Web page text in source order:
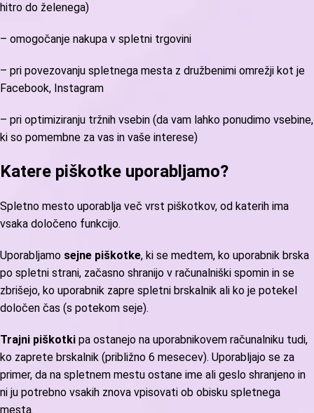
hitro do želenega)
– omogočanje nakupa v spletni trgovini
– pri povezovanju spletnega mesta z družbenimi omrežji kot je
Facebook, Instagram
– pri optimiziranju tržnih vsebin (da vam lahko ponudimo vsebine,
ki so pomembne za vas in vaše interese)
Katere piškotke uporabljamo?
Spletno mesto uporablja več vrst piškotkov, od katerih ima
vsaka določeno funkcijo.
Uporabljamo sejne piškotke, ki se medtem, ko uporabnik brska
po spletni strani, začasno shranijo v računalniški spomin in se
zbrišejo, ko uporabnik zapre spletni brskalnik ali ko je potekel
določen čas (s potekom seje).
Trajni piškotki pa ostanejo na uporabnikovem računalniku tudi,
ko zaprete brskalnik (približno 6 mesecev). Uporabljajo se za
primer, da na spletnem mestu ostane ime ali geslo shranjeno in
ni ju potrebno vsakih znova vpisovati ob obisku spletnega
mesta.